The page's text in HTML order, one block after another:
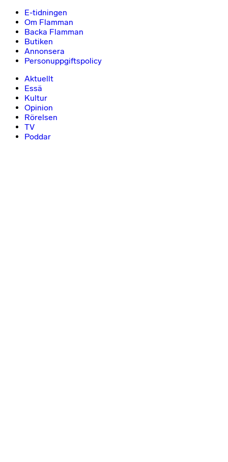
E-tidningen
Om Flamman
Backa Flamman
Butiken
Annonsera
Personuppgiftspolicy
Aktuellt
Essä
Kultur
Opinion
Rörelsen
TV
Poddar